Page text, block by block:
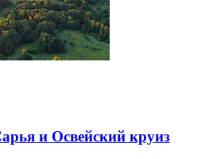
и Освейский круиз